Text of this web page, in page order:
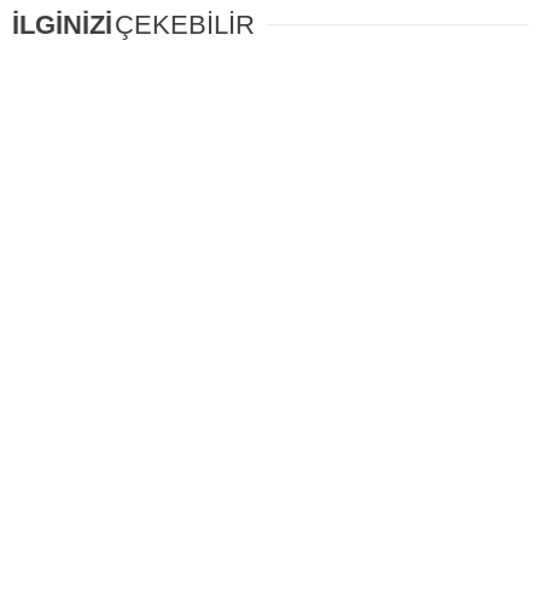
İLGİNİZİÇEKEBİLİR